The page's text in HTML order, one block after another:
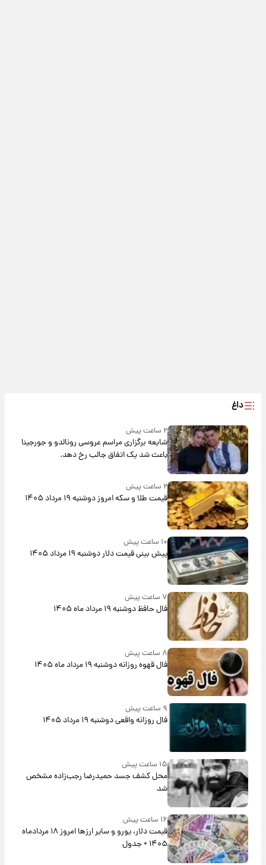
داغ
۲ ساعت پیش
شایعه برگزاری مراسم عروسی رونالدو و جورجینا
باعث شد یک اتفاق جالب رخ دهد.
۲ ساعت پیش
قیمت طلا و سکه امروز دوشنبه ۱۹ مرداد ۱۴۰۵
۱۰ ساعت پیش
پیش‌ بینی قیمت دلار دوشنبه ۱۹ مرداد ۱۴۰۵
۷ ساعت پیش
فال حافظ دوشنبه ۱۹ مرداد ماه ۱۴۰۵
۸ ساعت پیش
فال قهوه روزانه دوشنبه ۱۹ مرداد ماه ۱۴۰۵
فال روزانه واقعی دوشنبه ۱۹ مرداد ۱۴۰۵
۱۵ ساعت پیش
محل کشف جسد حمیدرضا رجب‌زاده مشخص
شد
۱۶ ساعت پیش
قیمت دلار، یورو و سایر ارزها امروز ۱۸ مردادماه
۱۴۰۵ + جدول